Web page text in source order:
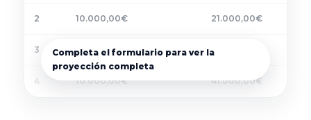
2 10.000,00€ 21.000,00€
3 10.000,00€ 31.000,00€
4 10.000,00€ 41.000,00€
Completa el formulario para ver la
proyección completa